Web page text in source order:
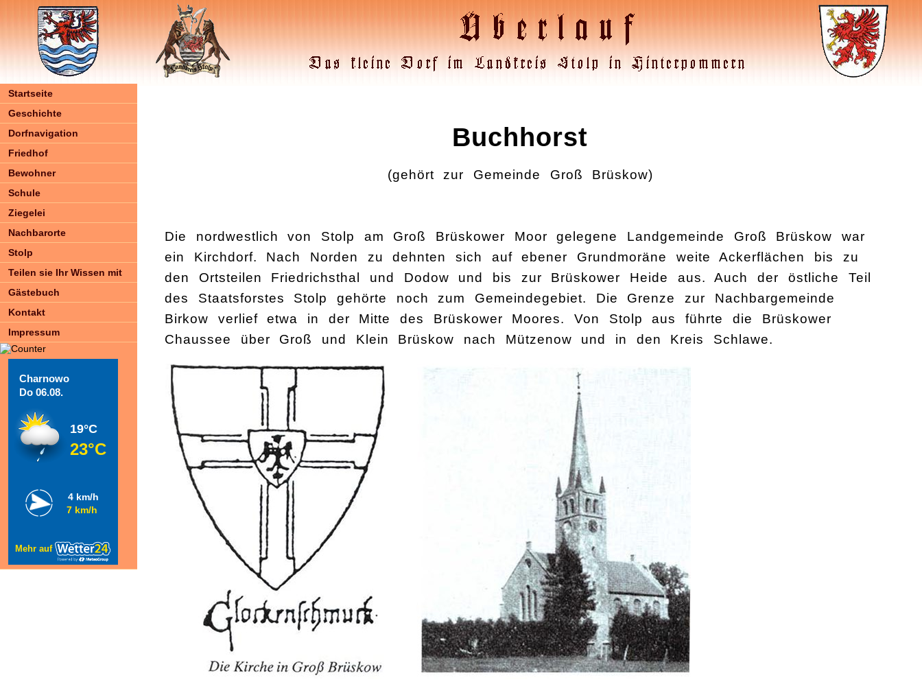
Startseite
Geschichte
Dorfnavigation
Friedhof
Bewohner
Schule
Ziegelei
Nachbarorte
Stolp
Teilen sie Ihr Wissen mit
Gästebuch
Kontakt
Impressum
Charnowo
Do 06.08.
19°C
23°C
Mehr auf
4 km/h
7 km/h
Buchhorst
(gehört zur Gemeinde Groß Brüskow)
Die nordwestlich von Stolp am Groß Brüskower Moor gelegene Landgemeinde Groß Brüskow war
ein Kirchdorf. Nach Norden zu dehnten sich auf ebener Grundmoräne weite Ackerflächen bis zu
den Ortsteilen Friedrichsthal und Dodow und bis zur Brüskower Heide aus. Auch der östliche Teil
des Staatsforstes Stolp gehörte noch zum Gemeindegebiet. Die Grenze zur Nachbargemeinde
Birkow verlief etwa in der Mitte des Brüskower Moores. Von Stolp aus führte die Brüskower
Chaussee über Groß und Klein Brüskow nach Mützenow und in den Kreis Schlawe.